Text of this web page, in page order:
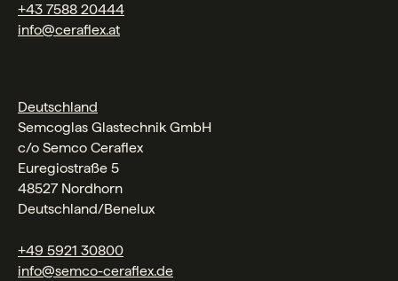
+43 7588 20444
info@ceraflex.at
Deutschland
Semcoglas Glastechnik GmbH
c/o Semco Ceraflex
Euregiostraße 5
48527 Nordhorn
Deutschland/Benelux
+49 5921 30800
info@semco-ceraflex.de